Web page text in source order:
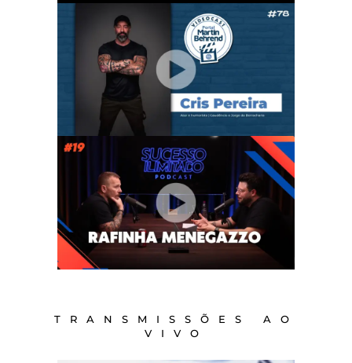
TRANSMISSÕES AO
VIVO